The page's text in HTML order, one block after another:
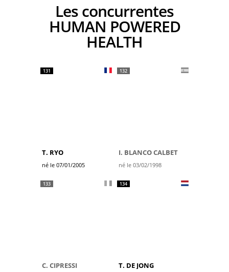
Les concurrentes
HUMAN POWERED
HEALTH
131
T. RYO
né le 07/01/2005
132
I. BLANCO CALBET
né le 03/02/1998
133
C. CIPRESSI
134
T. DE JONG